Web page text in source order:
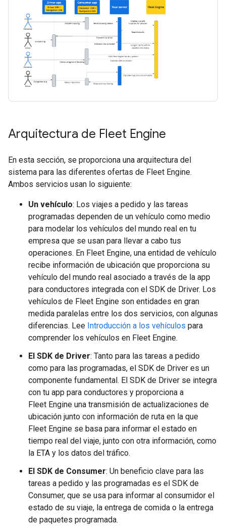
Arquitectura de Fleet Engine
En esta sección, se proporciona una arquitectura del
sistema para las diferentes ofertas de Fleet Engine.
Ambos servicios usan lo siguiente:
Un vehículo: Los viajes a pedido y las tareas
programadas dependen de un vehículo como medio
para modelar los vehículos del mundo real en tu
empresa que se usan para llevar a cabo tus
operaciones. En Fleet Engine, una entidad de vehículo
recibe información de ubicación que proporciona su
vehículo del mundo real asociado a través de la app
para conductores integrada con el SDK de Driver. Los
vehículos de Fleet Engine son entidades en gran
medida paralelas entre los dos servicios, con algunas
diferencias. Lee Introducción a los vehículos para
comprender los vehículos en Fleet Engine.
El SDK de Driver: Tanto para las tareas a pedido
como para las programadas, el SDK de Driver es un
componente fundamental. El SDK de Driver se integra
con tu app para conductores y proporciona a
Fleet Engine una transmisión de actualizaciones de
ubicación junto con información de ruta en la que
Fleet Engine se basa para informar el estado en
tiempo real del viaje, junto con otra información, como
la ETA y los datos del tráfico.
El SDK de Consumer: Un beneficio clave para las
tareas a pedido y las programadas es el SDK de
Consumer, que se usa para informar al consumidor el
estado de su viaje, la entrega de comida o la entrega
de paquetes programada.